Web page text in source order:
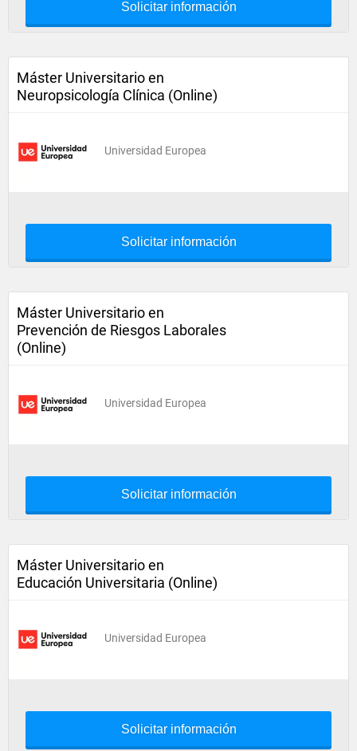
Solicitar información
Máster Universitario en
Neuropsicología Clínica (Online)
Universidad Europea
Solicitar información
Máster Universitario en
Prevención de Riesgos Laborales
(Online)
Universidad Europea
Solicitar información
Máster Universitario en
Educación Universitaria (Online)
Universidad Europea
Solicitar información